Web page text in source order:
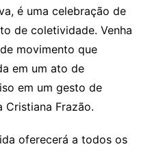
é uma celebração de
de coletividade. Venha
movimento que
em um ato de
em um gesto de
Cristiana Frazão.
oferecerá a todos os